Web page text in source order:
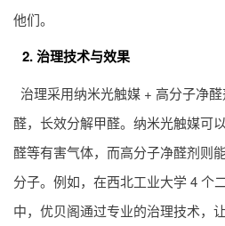
他们。
2. 治理技术与效果
治理采用纳米光触媒 + 高分子净
醛，长效分解甲醛。纳米光触媒可
醛等有害气体，而高分子净醛剂则
分子。例如，在西北工业大学 4 个
中，优贝阁通过专业的治理技术，